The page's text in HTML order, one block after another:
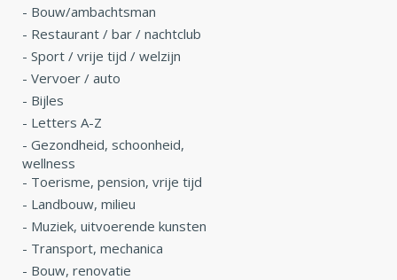
- Bouw/ambachtsman
- Restaurant / bar / nachtclub
- Sport / vrije tijd / welzijn
- Vervoer / auto
- Bijles
- Letters A-Z
- Gezondheid, schoonheid,
wellness
- Toerisme, pension, vrije tijd
- Landbouw, milieu
- Muziek, uitvoerende kunsten
- Transport, mechanica
- Bouw, renovatie